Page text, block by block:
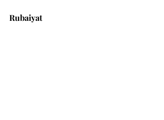
Rubaiyat